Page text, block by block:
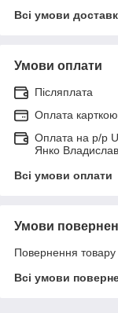
Всі умови
Умови оплати
Післяплата
Оплата
Оплата на р/р
Янко
Всі умови оплати
Умови
Повернення
Всі умови